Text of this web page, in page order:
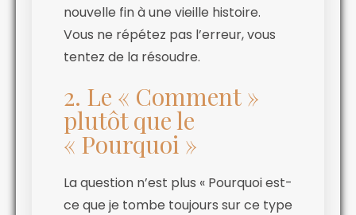
nouvelle fin à une vieille histoire.
Vous ne répétez pas l’erreur, vous
tentez de la résoudre.
2. Le « Comment »
plutôt que le
« Pourquoi »
La question n’est plus « Pourquoi est-
ce que je tombe toujours sur ce type